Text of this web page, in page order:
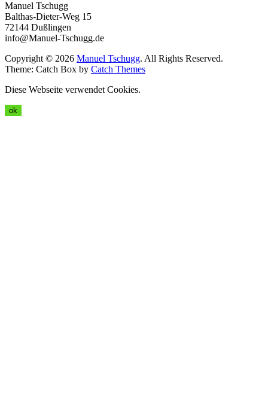
Manuel Tschugg
Balthas-Dieter-Weg 15
72144 Dußlingen
info@Manuel-Tschugg.de
Copyright © 2026 Manuel Tschugg. All Rights Reserved.
Theme: Catch Box by Catch Themes
Diese Webseite verwendet Cookies.